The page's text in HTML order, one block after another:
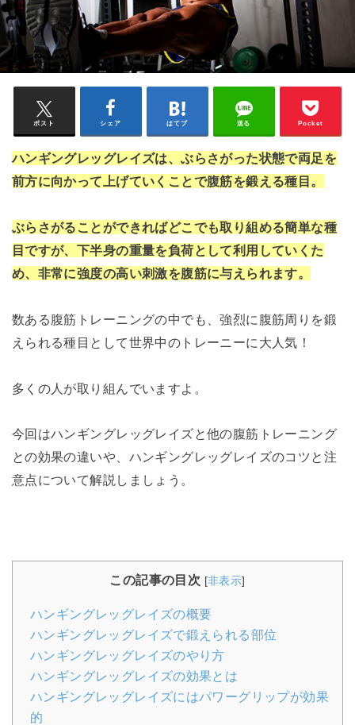
ポスト シェア はてブ 送る Pocket
ハンギングレッグレイズは、ぶらさがった状態で両足を
前方に向かって上げていくことで腹筋を鍛える種目。
ぶらさがることができればどこでも取り組める簡単な種
目ですが、下半身の重量を負荷として利用していくた
め、非常に強度の高い刺激を腹筋に与えられます。
数ある腹筋トレーニングの中でも、強烈に腹筋周りを鍛
えられる種目として世界中のトレーニーに大人気！
多くの人が取り組んでいますよ。
今回はハンギングレッグレイズと他の腹筋トレーニング
との効果の違いや、ハンギングレッグレイズのコツと注
意点について解説しましょう。
この記事の目次 [非表示]
ハンギングレッグレイズの概要
ハンギングレッグレイズで鍛えられる部位
ハンギングレッグレイズのやり方
ハンギングレッグレイズの効果とは
ハンギングレッグレイズにはパワーグリップが効果
的